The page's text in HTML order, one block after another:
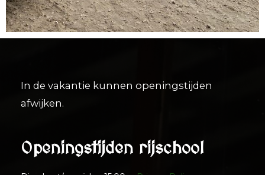
In de vakantie kunnen openingstijden
afwijken.
Openingstijden rijschool